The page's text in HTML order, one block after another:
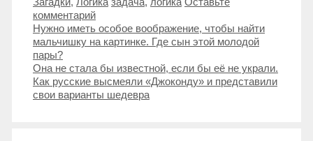
комментарий
Навигация
записи
Нужно иметь особое воображение, чтобы найти
мальчишку на картинке. Где сын этой молодой
пары?
Она не стала бы известной, если бы её не украли.
Как русские высмеяли «Джоконду» и представили
свои варианты шедевра